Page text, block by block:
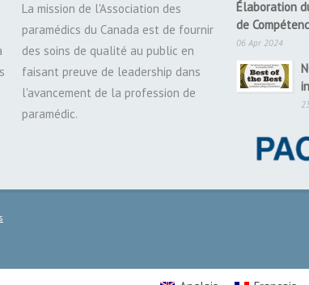
La mission de l'Association des
paramédics du Canada est de fournir
des soins de qualité au public en
faisant preuve de leadership dans
l'avancement de la profession de
paramédic.
Élaboration
de
06 Apr 2024